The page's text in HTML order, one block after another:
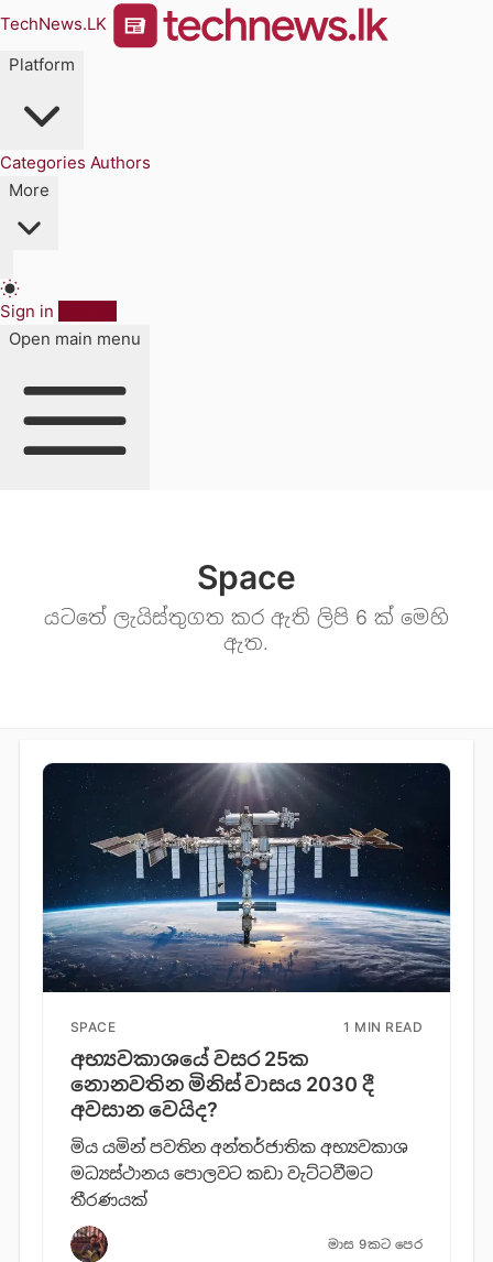
TechNews.LK
Platform
Categories Authors
More
Sign in
Open main menu
Space
යටතේ ලැයිස්තුගත කර ඇති ලිපි 6 ක් මෙහි
ඇත.
SPACE 1 MIN READ
අභ්‍යවකාශයේ වසර 25ක
නොනවතින මිනිස් වාසය 2030 දී
අවසාන වෙයිද?
මිය යමින් පවතින අන්තර්ජාතික අභ්‍යවකාශ
මධ්‍යස්ථානය පොලවට කඩා වැට්ටවීමට
තීරණයක්
මාස 9කට පෙර